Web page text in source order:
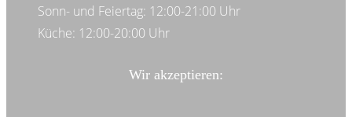
Sonn- und Feiertag: 12:00-21:00 Uhr
Küche: 12:00-20:00 Uhr
Wir akzeptieren: